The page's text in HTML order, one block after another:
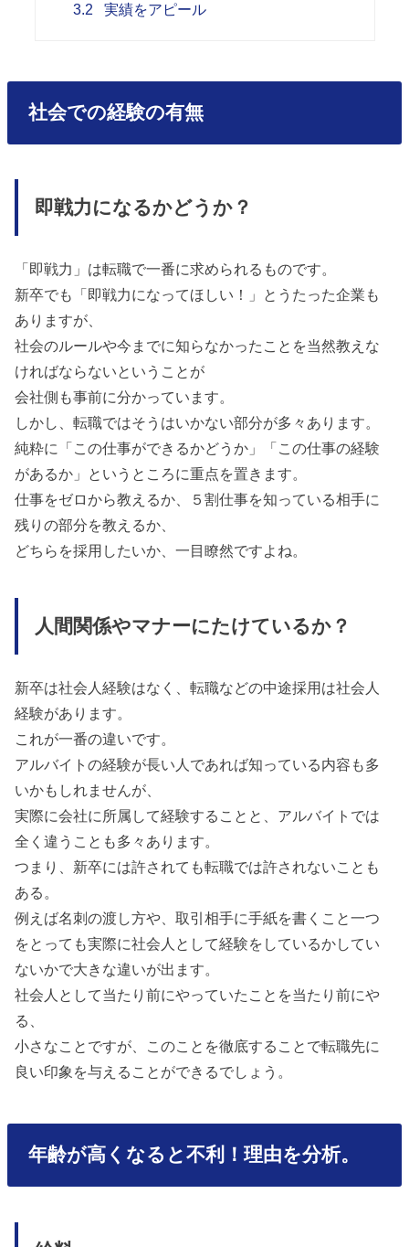
3.2 実績をアピール
社会での経験の有無
即戦力になるかどうか？
「即戦力」は転職で一番に求められるものです。
新卒でも「即戦力になってほしい！」とうたった企業も
ありますが、
社会のルールや今までに知らなかったことを当然教えな
ければならないということが
会社側も事前に分かっています。
しかし、転職ではそうはいかない部分が多々あります。
純粋に「この仕事ができるかどうか」「この仕事の経験
があるか」というところに重点を置きます。
仕事をゼロから教えるか、５割仕事を知っている相手に
残りの部分を教えるか、
どちらを採用したいか、一目瞭然ですよね。
人間関係やマナーにたけているか？
新卒は社会人経験はなく、転職などの中途採用は社会人
経験があります。
これが一番の違いです。
アルバイトの経験が長い人であれば知っている内容も多
いかもしれませんが、
実際に会社に所属して経験することと、アルバイトでは
全く違うことも多々あります。
つまり、新卒には許されても転職では許されないことも
ある。
例えば名刺の渡し方や、取引相手に手紙を書くこと一つ
をとっても実際に社会人として経験をしているかしてい
ないかで大きな違いが出ます。
社会人として当たり前にやっていたことを当たり前にや
る、
小さなことですが、このことを徹底することで転職先に
良い印象を与えることができるでしょう。
年齢が高くなると不利！理由を分析。